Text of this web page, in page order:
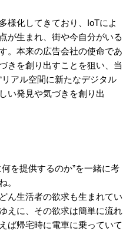
様化してきており、IoTによ
が生まれ、街や今自分がいる
。本来の広告会社の使命であ
きを創り出すことを狙い、当
アル空間に新たなデジタル
い発見や気づきを創り出
を提供するのか”を一緒に考
。
ん生活者の欲求も生まれてい
えに、その欲求は簡単に流れ
ば帰宅時に電車に乗っていて